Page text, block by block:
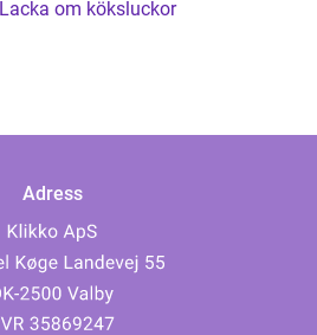
Lacka om köksluckor
Adress